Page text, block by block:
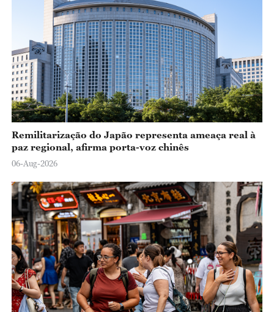
Remilitarização do Japão representa ameaça real à
paz regional, afirma porta-voz chinês
06-Aug-2026